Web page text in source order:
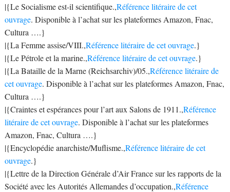
|{Le Socialisme est-il scientifique.,Référence litéraire de cet
ouvrage. Disponible à l’achat sur les plateformes Amazon, Fnac,
Cultura ….}
|{La Femme assise/VIII.,Référence litéraire de cet ouvrage.}
|{Le Pétrole et la marine.,Référence litéraire de cet ouvrage.}
|{La Bataille de la Marne (Reichsarchiv)/05.,Référence litéraire de
cet ouvrage. Disponible à l’achat sur les plateformes Amazon, Fnac,
Cultura ….}
|{Craintes et espérances pour l’art aux Salons de 1911.,Référence
litéraire de cet ouvrage. Disponible à l’achat sur les plateformes
Amazon, Fnac, Cultura ….}
|{Encyclopédie anarchiste/Muflisme.,Référence litéraire de cet
ouvrage.}
|{Lettre de la Direction Générale d’Air France sur les rapports de la
Société avec les Autorités Allemandes d’occupation.,Référence